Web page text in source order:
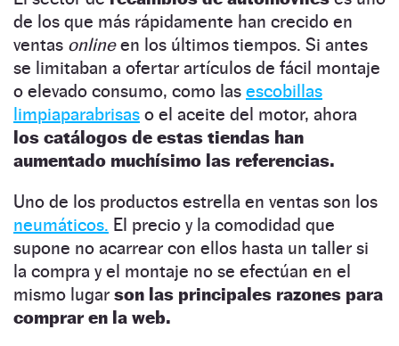
de los que más rápidamente han crecido en
ventas onlineen los últimos tiempos. Si antes
se limitaban a ofertar artículos de fácil montaje
o elevado consumo, como las escobillas
limpiaparabrisas o el aceite del motor, ahora
los catálogos de estas tiendas han
aumentado muchísimo las referencias.
Uno de los productos estrella en ventas son los
neumáticos. El precio y la comodidad que
supone no acarrear con ellos hasta un taller si
la compra y el montaje no se efectúan en el
mismo lugar son las principales razones para
comprar en la web.